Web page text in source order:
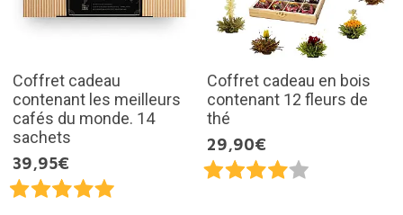
Coffret cadeau
contenant les meilleurs
cafés du monde. 14
sachets
39,95€
Coffret cadeau en bois
contenant 12 fleurs de
thé
29,90€